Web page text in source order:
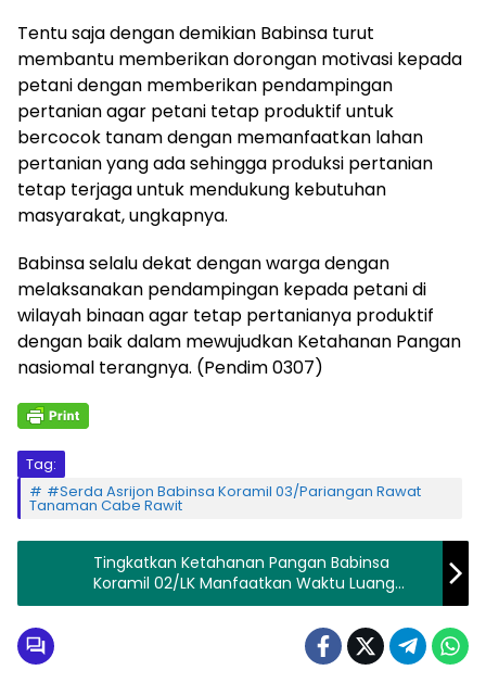
Tentu saja dengan demikian Babinsa turut
membantu memberikan dorongan motivasi kepada
petani dengan memberikan pendampingan
pertanian agar petani tetap produktif untuk
bercocok tanam dengan memanfaatkan lahan
pertanian yang ada sehingga produksi pertanian
tetap terjaga untuk mendukung kebutuhan
masyarakat, ungkapnya.
Babinsa selalu dekat dengan warga dengan
melaksanakan pendampingan kepada petani di
wilayah binaan agar tetap pertanianya produktif
dengan baik dalam mewujudkan Ketahanan Pangan
nasiomal terangnya. (Pendim 0307)
Tag:
#Serda Asrijon Babinsa Koramil 03/Pariangan Rawat
Tanaman Cabe Rawit
Tingkatkan Ketahanan Pangan Babinsa
Koramil 02/LK Manfaatkan Waktu Luang
Pelihara 300 Ekor Ikan Nila